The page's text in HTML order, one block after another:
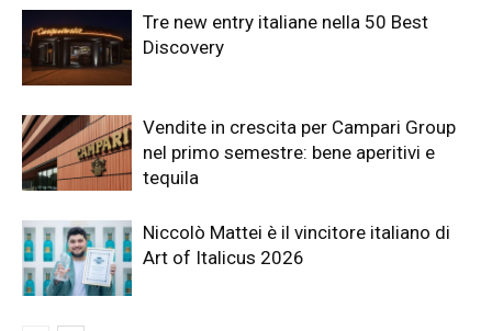
Tre new entry italiane nella 50 Best
Discovery
Vendite in crescita per Campari Group
nel primo semestre: bene aperitivi e
tequila
Niccolò Mattei è il vincitore italiano di
Art of Italicus 2026